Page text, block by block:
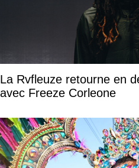
La Rvfleuze retourne en
avec Freeze Corleone